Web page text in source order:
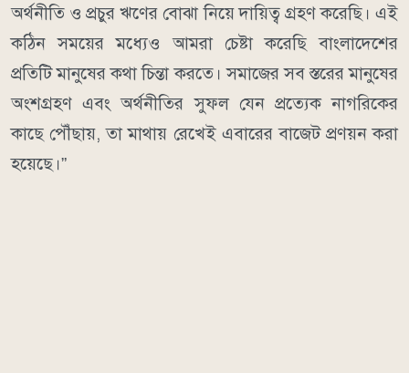
অর্থনীতি ও প্রচুর ঋণের বোঝা নিয়ে দায়িত্ব গ্রহণ করেছি। এই
কঠিন সময়ের মধ্যেও আমরা চেষ্টা করেছি বাংলাদেশের
প্রতিটি মানুষের কথা চিন্তা করতে। সমাজের সব স্তরের মানুষের
অংশগ্রহণ এবং অর্থনীতির সুফল যেন প্রত্যেক নাগরিকের
কাছে পৌঁছায়, তা মাথায় রেখেই এবারের বাজেট প্রণয়ন করা
হয়েছে।”